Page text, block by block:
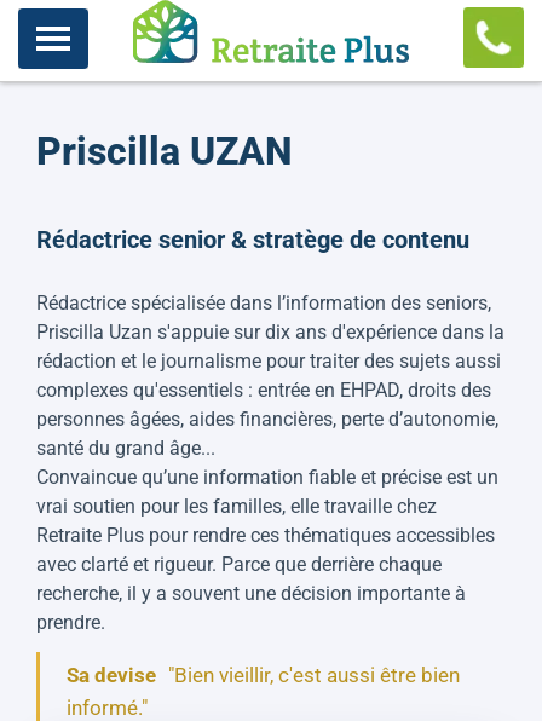
Priscilla UZAN
Rédactrice senior & stratège de contenu
Rédactrice spécialisée dans l’information des seniors,
Priscilla Uzan s'appuie sur dix ans d'expérience dans la
rédaction et le journalisme pour traiter des sujets aussi
complexes qu'essentiels : entrée en EHPAD, droits des
personnes âgées, aides financières, perte d’autonomie,
santé du grand âge...
Convaincue qu’une information fiable et précise est un
vrai soutien pour les familles, elle travaille chez
Retraite Plus pour rendre ces thématiques accessibles
avec clarté et rigueur. Parce que derrière chaque
recherche, il y a souvent une décision importante à
prendre.
Sa devise "Bien vieillir, c'est aussi être bien
informé."